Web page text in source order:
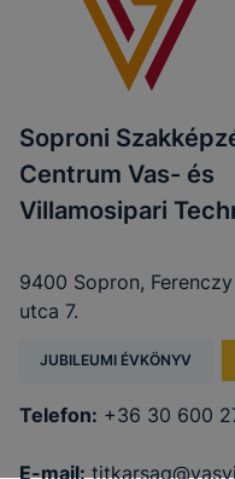
Soproni
Centrum Vas- és
Villamosipari
9400 Sopron,
utca 7.
JUBILEUMI ÉVKÖNYV
Telefon: +36 30 600
E-mail: